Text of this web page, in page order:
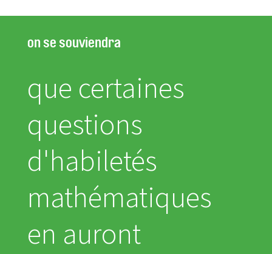
on se souviendra
que certaines
questions
d'habiletés
mathématiques
en auront